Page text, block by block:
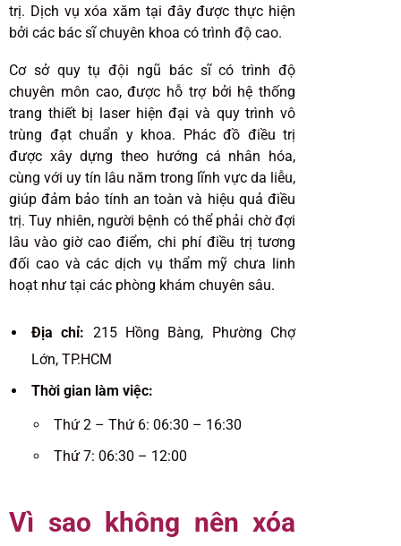
trị. Dịch vụ xóa xăm tại đây được thực hiện
bởi các bác sĩ chuyên khoa có trình độ cao.
Cơ sở quy tụ đội ngũ bác sĩ có trình độ
chuyên môn cao, được hỗ trợ bởi hệ thống
trang thiết bị laser hiện đại và quy trình vô
trùng đạt chuẩn y khoa. Phác đồ điều trị
được xây dựng theo hướng cá nhân hóa,
cùng với uy tín lâu năm trong lĩnh vực da liễu,
giúp đảm bảo tính an toàn và hiệu quả điều
trị. Tuy nhiên, người bệnh có thể phải chờ đợi
lâu vào giờ cao điểm, chi phí điều trị tương
đối cao và các dịch vụ thẩm mỹ chưa linh
hoạt như tại các phòng khám chuyên sâu.
Địa chỉ: 215 Hồng Bàng, Phường Chợ
Lớn, TP.HCM
Thời gian làm việc:
Thứ 2 – Thứ 6: 06:30 – 16:30
Thứ 7: 06:30 – 12:00
Vì sao không nên xóa